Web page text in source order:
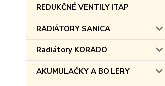
REDUKČNÉ VENTILY ITAP
RADIÁTORY SANICA
Radiátory KORADO
AKUMULAČKY A BOILERY